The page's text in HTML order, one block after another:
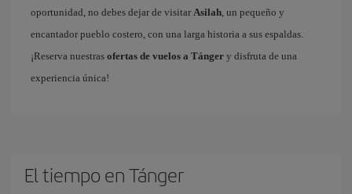
oportunidad, no debes dejar de visitar Asilah, un pequeño y
encantador pueblo costero, con una larga historia a sus espaldas.
¡Reserva nuestras ofertas de vuelos a Tánger y disfruta de una
experiencia única!
El tiempo en Tánger